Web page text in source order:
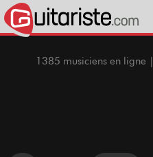
1385 musiciens en ligne |